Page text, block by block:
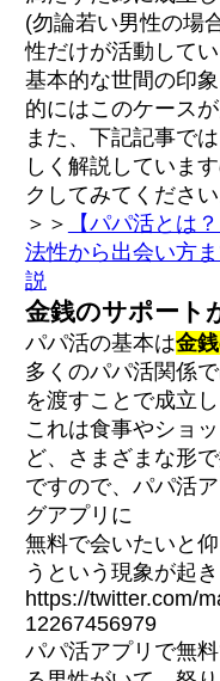
承認欲求や疑
人脈作りや体
好きPの定義と
稀にガチ恋に
ある
(勿論若い男性の場
性だけが活動して
基本的な世間の印
的にはこのケース
また、下記記事で
しく解説していま
クしてみてください
＞＞
【パパ活とは
法性から出会い方
説
金銭のサポート
パパ活の基本は金
多くのパパ活関係
を渡すことで成立し
これは食事やショ
ど、さまざまな形
ですので、パパ活
グアプリに
無料で会いたいと
うという現象が起き
https://twitter.com/
12267456979
パパ活アプリで無